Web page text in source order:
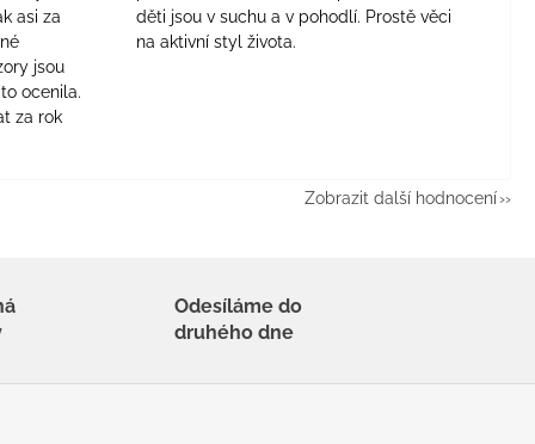
asi za
jsou
ocenila.
za rok
děti jsou v suchu a v pohodlí. Prostě věci
na aktivní styl života.
Zobrazit další hodnocení
Odesíláme do
druhého dne